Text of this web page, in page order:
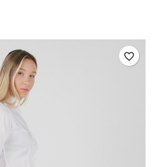
favorite_border